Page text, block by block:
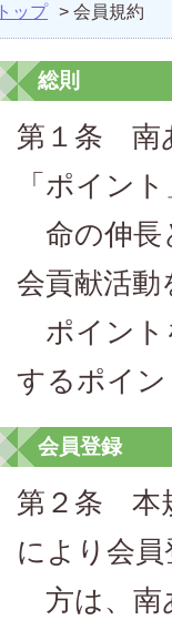
トップ > 会員規約
総則
第１条 南
「ポイン
命の伸長
会貢献活動
ポイント
するポイ
会員登録
第２条 本
により会
方は、南